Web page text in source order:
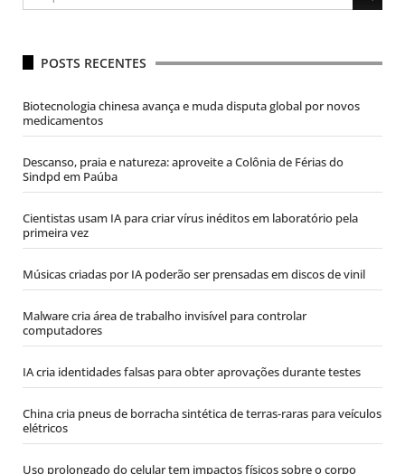
POSTS RECENTES
Biotecnologia chinesa avança e muda disputa global por novos
medicamentos
Descanso, praia e natureza: aproveite a Colônia de Férias do
Sindpd em Paúba
Cientistas usam IA para criar vírus inéditos em laboratório pela
primeira vez
Músicas criadas por IA poderão ser prensadas em discos de vinil
Malware cria área de trabalho invisível para controlar
computadores
IA cria identidades falsas para obter aprovações durante testes
China cria pneus de borracha sintética de terras-raras para veículos
elétricos
Uso prolongado do celular tem impactos físicos sobre o corpo